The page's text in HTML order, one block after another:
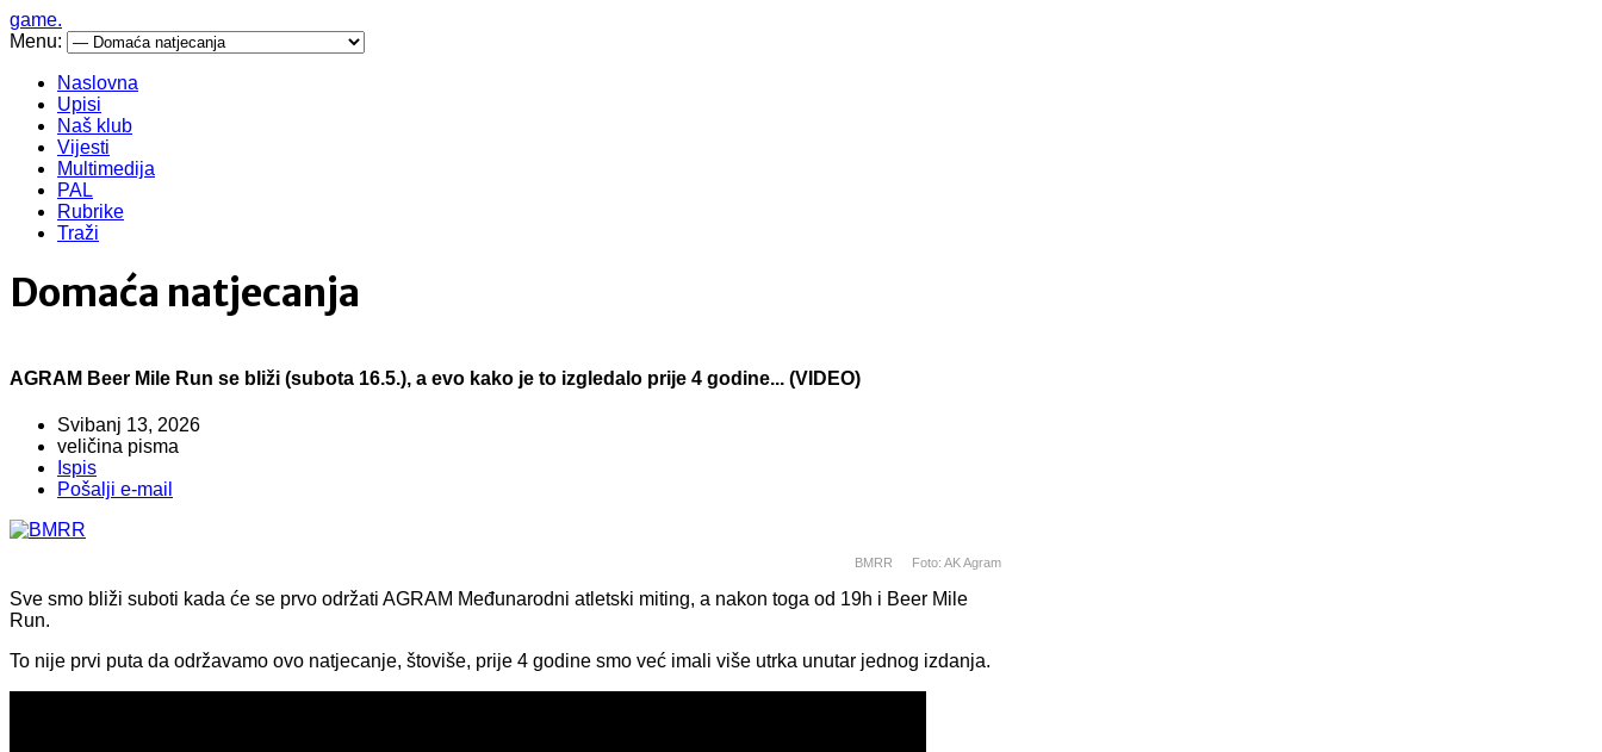
game.
Menu:
Naslovna
Upisi
Naš klub
Vijesti
Multimedija
PAL
Rubrike
Traži
Domaća natjecanja
AGRAM Beer Mile Run se bliži (subota 16.5.), a evo kako je to izgledalo prije 4 godine... (VIDEO)
Svibanj 13, 2026
veličina pisma
Ispis
Pošalji e-mail
Foto: AK Agram
BMRR
Sve smo bliži suboti kada će se prvo održati AGRAM Međunarodni atletski miting, a nakon toga od 19h i Beer Mile
Run.
To nije prvi puta da održavamo ovo natjecanje, štoviše, prije 4 godine smo već imali više utrka unutar jednog izdanja.